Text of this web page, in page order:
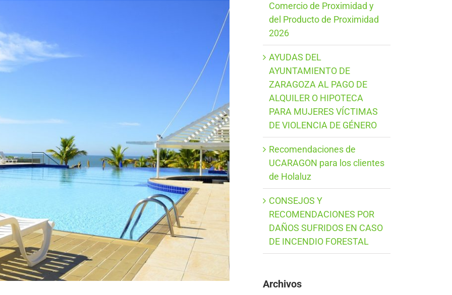
Comercio de Proximidad y
del Producto de Proximidad
2026
AYUDAS DEL
AYUNTAMIENTO DE
ZARAGOZA AL PAGO DE
ALQUILER O HIPOTECA
PARA MUJERES VÍCTIMAS
DE VIOLENCIA DE GÉNERO
Recomendaciones de
UCARAGON para los clientes
de Holaluz
CONSEJOS Y
RECOMENDACIONES POR
DAÑOS SUFRIDOS EN CASO
DE INCENDIO FORESTAL
Archivos